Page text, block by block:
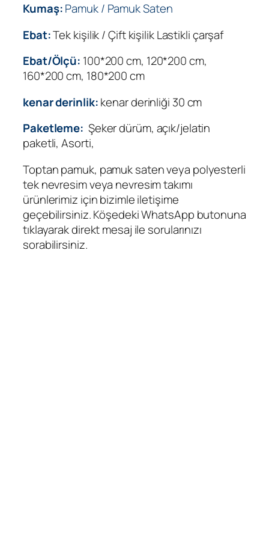
Kumaş:Pamuk / Pamuk Saten
Ebat:Tek kişilik / Çift kişilik Lastikli çarşaf
Ebat/Ölçü: 100*200 cm, 120*200 cm,
160*200 cm, 180*200 cm
kenar derinlik:kenar derinliği 30 cm
Paketleme: Şeker dürüm, açık/jelatin
paketli, Asorti,
Toptan pamuk, pamuk saten veya polyesterli
tek nevresim veya nevresim takımı
ürünlerimiz için bizimle iletişime
geçebilirsiniz. Köşedeki WhatsApp butonuna
tıklayarak direkt mesaj ile sorularınızı
sorabilirsiniz.